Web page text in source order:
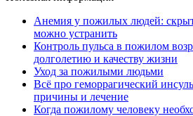
Анемия у пожилых людей:
можно устранить
Контроль пульса в пожилом
долголетию и качеству жизни
Уход за пожилыми людьми
Всё про геморрагический
причины и лечение
Когда пожилому человеку